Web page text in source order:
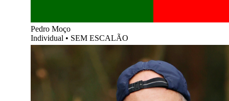
Pedro Moço
Individual • SEM ESCALÃO